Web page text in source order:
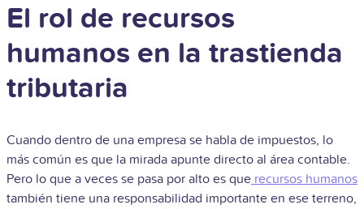
El rol de recursos
humanos en la trastienda
tributaria
Cuando dentro de una empresa se habla de impuestos, lo
más común es que la mirada apunte directo al área contable.
Pero lo que a veces se pasa por alto es que recursos humanos
también tiene una responsabilidad importante en ese terreno,